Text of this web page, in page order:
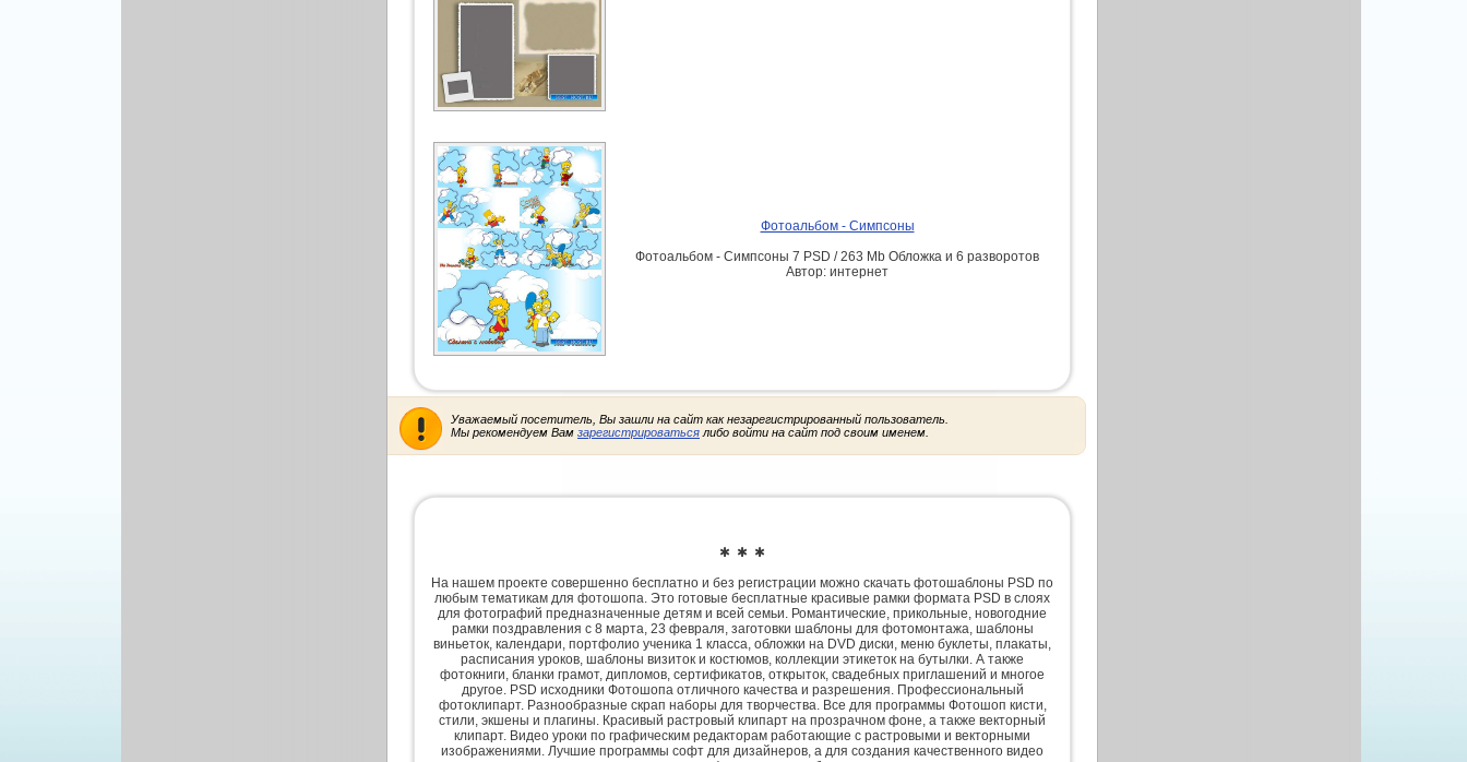
Фотоальбом - Симпсоны
Фотоальбом - Симпсоны 7 PSD / 263 Mb Обложка и 6 разворотов
Автор: интернет
Уважаемый посетитель, Вы зашли на сайт как незарегистрированный пользователь.
Мы рекомендуем Вам зарегистрироваться либо войти на сайт под своим именем.
✱ ✱ ✱
На нашем проекте совершенно бесплатно и без регистрации можно скачать фотошаблоны PSD по
любым тематикам для фотошопа. Это готовые бесплатные красивые рамки формата PSD в слоях
для фотографий предназначенные детям и всей семьи. Романтические, прикольные, новогодние
рамки поздравления с 8 марта, 23 февраля, заготовки шаблоны для фотомонтажа, шаблоны
виньеток, календари, портфолио ученика 1 класса, обложки на DVD диски, меню буклеты, плакаты,
расписания уроков, шаблоны визиток и костюмов, коллекции этикеток на бутылки. А также
фотокниги, бланки грамот, дипломов, сертификатов, открыток, свадебных приглашений и многое
другое. PSD исходники Фотошопа отличного качества и разрешения. Профессиональный
фотоклипарт. Разнообразные скрап наборы для творчества. Все для программы Фотошоп кисти,
стили, экшены и плагины. Красивый растровый клипарт на прозрачном фоне, а также векторный
клипарт. Видео уроки по графическим редакторам работающие с растровыми и векторными
изображениями. Лучшие программы софт для дизайнеров, а для создания качественного видео